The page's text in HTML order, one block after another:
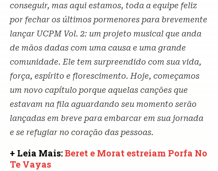
conseguir, mas aqui estamos, toda a equipe feliz
por fechar os últimos pormenores para brevemente
lançar UCPM Vol. 2: um projeto musical que anda
de mãos dadas com uma causa e uma grande
comunidade. Ele tem surpreendido com sua vida,
força, espírito e florescimento. Hoje, começamos
um novo capítulo porque aquelas canções que
estavam na fila aguardando seu momento serão
lançadas em breve para embarcar em sua jornada
e se refugiar no coração das pessoas.
+ Leia Mais:Beret e Morat estreiam Porfa No
Te Vayas